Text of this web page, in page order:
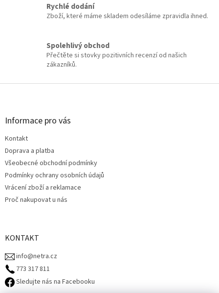
Rychlé dodání
Zboží, které máme skladem odesíláme zpravidla ihned.
Spolehlivý obchod
Přečtěte si stovky pozitivních recenzí od našich
zákazníků.
Z
Informace pro vás
Kontakt
Doprava a platba
Všeobecné obchodní podmínky
Podmínky ochrany osobních údajů
Vrácení zboží a reklamace
Proč nakupovat u nás
KONTAKT
info@netra.cz
773 317 811‬
Sledujte nás na Facebooku